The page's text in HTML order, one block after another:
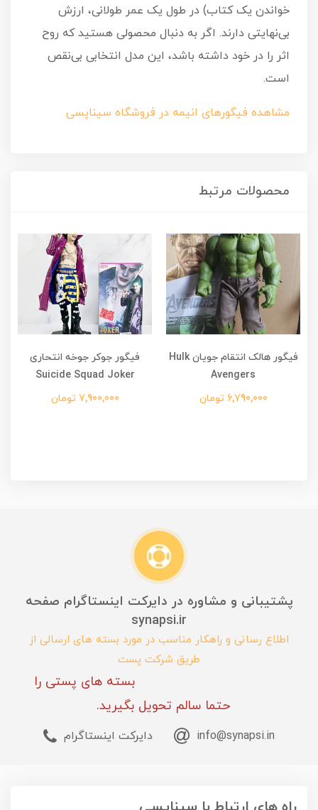
خواندن یک کتاب) در طول یک عمر طولانی، ارزش
بی‌نهایتی دارند. اگر به دنبال محصولی هستید که روح
اثر را در خود داشته باشد، این مدل انتخابی بی‌نقص
است.
مشاهده فیگورهای انیمه در فروشگاه سیناپسی
محصولات مرتبط
فیگور هالک انتقام جویان Hulk
Avengers
6,790,000 تومان
فیگور جوکر جوخه انتحاری
Suicide Squad Joker
7,900,000 تومان
پشتیبانی و مشاوره در دایرکت اینستاگرام صفحه
synapsi.ir
اطلاع رسانی و راهکار مناسب در مورد بسته های ارسالی از
طریق شرکت پست
بسته های پستی را
حتما سالم تحویل بگیرید.
info@synapsi.in دایرکت اینستاگرام